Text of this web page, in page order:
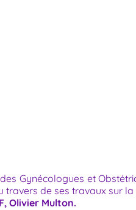
Gynécologues et
de ses travaux sur
Olivier Multon.